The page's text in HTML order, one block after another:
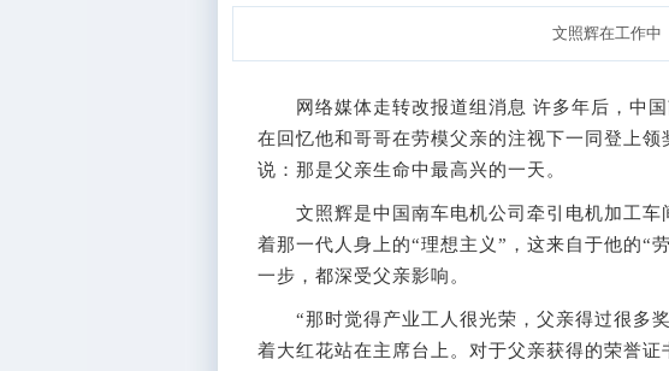
文照辉在工作中
网络媒体走转改报道组消息 许多年后，中国
在回忆他和哥哥在劳模父亲的注视下一同登上
说：那是父亲生命中最高兴的一天。
文照辉是中国南车电机公司牵引电机加工车
着那一代人身上的“理想主义”，这来自于他的“
一步，都深受父亲影响。
“那时觉得产业工人很光荣，父亲得过很多奖
着大红花站在主席台上。对于父亲获得的荣誉证